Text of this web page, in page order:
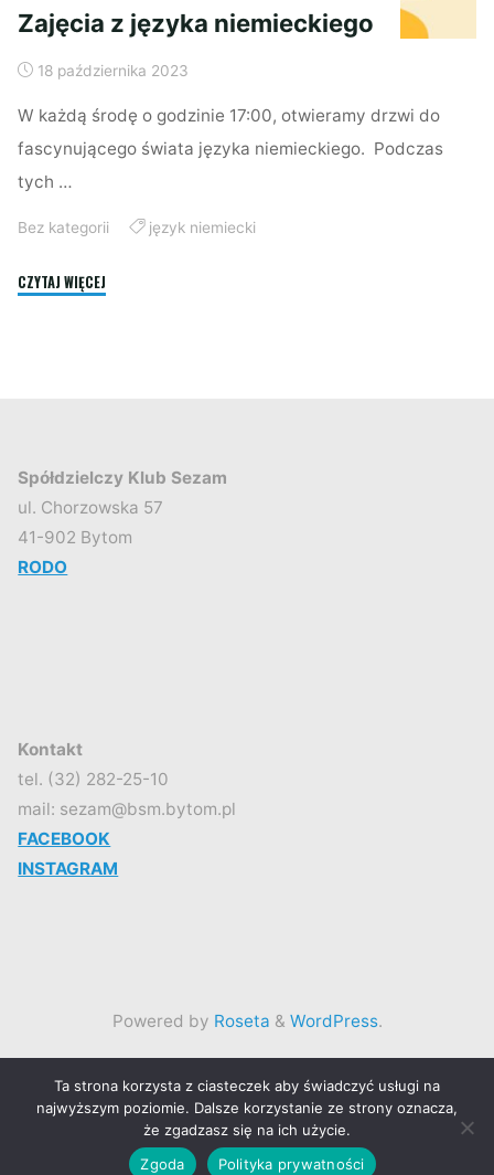
Zajęcia z języka niemieckiego
18 października 2023
W każdą środę o godzinie 17:00, otwieramy drzwi do
fascynującego świata języka niemieckiego. Podczas
tych …
Bez kategorii język niemiecki
CZYTAJ WIĘCEJ
Spółdzielczy Klub Sezam
ul. Chorzowska 57
41-902 Bytom
RODO
Kontakt
tel. (32) 282-25-10
mail: sezam@bsm.bytom.pl
FACEBOOK
INSTAGRAM
Powered by Roseta & WordPress.
Back
Ta strona korzysta z ciasteczek aby świadczyć usługi na
najwyższym poziomie. Dalsze korzystanie ze strony oznacza,
że zgadzasz się na ich użycie.
Zgoda
Polityka prywatności